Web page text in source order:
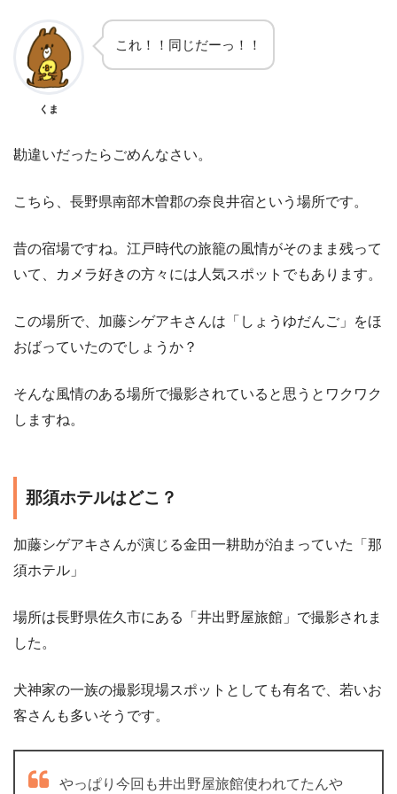
くま
これ！！同じだーっ！！
勘違いだったらごめんなさい。
こちら、長野県南部木曽郡の奈良井宿という場所です。
昔の宿場ですね。江戸時代の旅籠の風情がそのまま残って
いて、カメラ好きの方々には人気スポットでもあります。
この場所で、加藤シゲアキさんは「しょうゆだんご」をほ
おばっていたのでしょうか？
そんな風情のある場所で撮影されていると思うとワクワク
しますね。
那須ホテルはどこ？
加藤シゲアキさんが演じる金田一耕助が泊まっていた「那
須ホテル」
場所は長野県佐久市にある「井出野屋旅館」で撮影されま
した。
犬神家の一族の撮影現場スポットとしても有名で、若いお
客さんも多いそうです。
やっぱり今回も井出野屋旅館使われてたんや